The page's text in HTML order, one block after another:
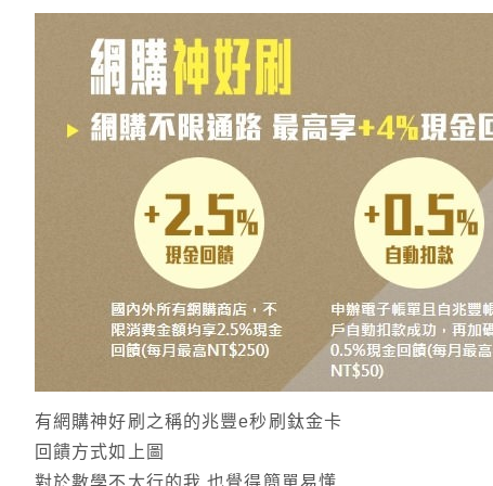
有網購神好刷之稱的兆豐e秒刷鈦金卡
回饋方式如上圖
對於數學不太行的我.也覺得簡單易懂